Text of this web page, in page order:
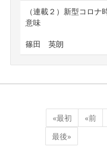
（連載２）新型コロ
意味
篠田 英朗
«最初 «前
最後»